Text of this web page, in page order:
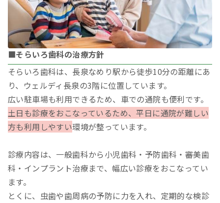
■そらいろ歯科の治療方針
そらいろ歯科は、長泉なめり駅から徒歩10分の距離にあ
り、ウェルディ長泉の3階に位置しています。
広い駐車場も利用できるため、車での通院も便利です。
土日も診療をおこなっているため、平日に通院が難しい
方も利用しやすい環境が整っています。
診療内容は、一般歯科から小児歯科・予防歯科・審美歯
科・インプラント治療まで、幅広い診療をおこなってい
ます。
とくに、虫歯や歯周病の予防に力を入れ、定期的な検診